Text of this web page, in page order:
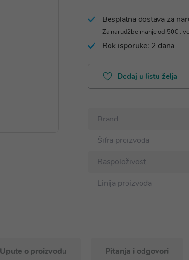
Besplatna dostava za
Za narudžbe manje od 50€ :
Rok isporuke: 2 dana
Dodaj u listu želja
Brand
Šifra proizvoda
Raspoloživost
Linija proizvoda
Upute o proizvodu Pitanja i odgovori